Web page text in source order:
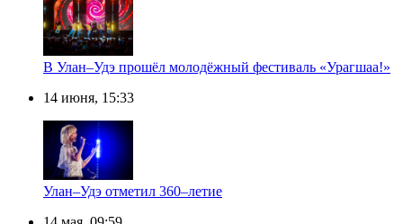
В Улан–Удэ прошёл молодёжный фестиваль «Урагшаа!»
14 июня, 15:33
Улан–Удэ отметил 360–летие